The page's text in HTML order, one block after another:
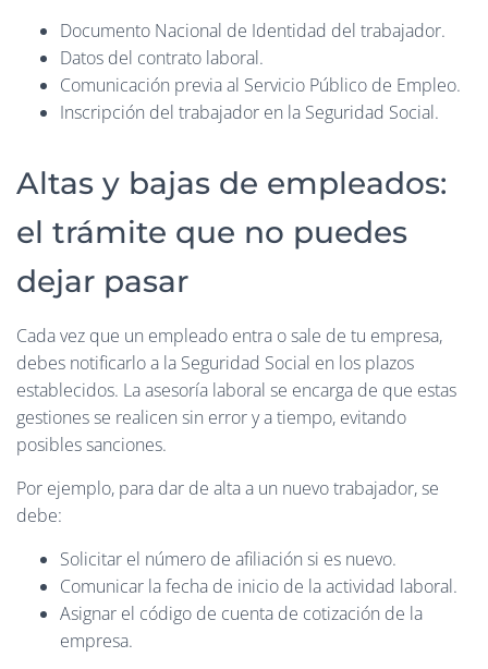
Documento Nacional de Identidad del trabajador.
Datos del contrato laboral.
Comunicación previa al Servicio Público de Empleo.
Inscripción del trabajador en la Seguridad Social.
Altas y bajas de empleados:
el trámite que no puedes
dejar pasar
Cada vez que un empleado entra o sale de tu empresa,
debes notificarlo a la Seguridad Social en los plazos
establecidos. La asesoría laboral se encarga de que estas
gestiones se realicen sin error y a tiempo, evitando
posibles sanciones.
Por ejemplo, para dar de alta a un nuevo trabajador, se
debe:
Solicitar el número de afiliación si es nuevo.
Comunicar la fecha de inicio de la actividad laboral.
Asignar el código de cuenta de cotización de la
empresa.